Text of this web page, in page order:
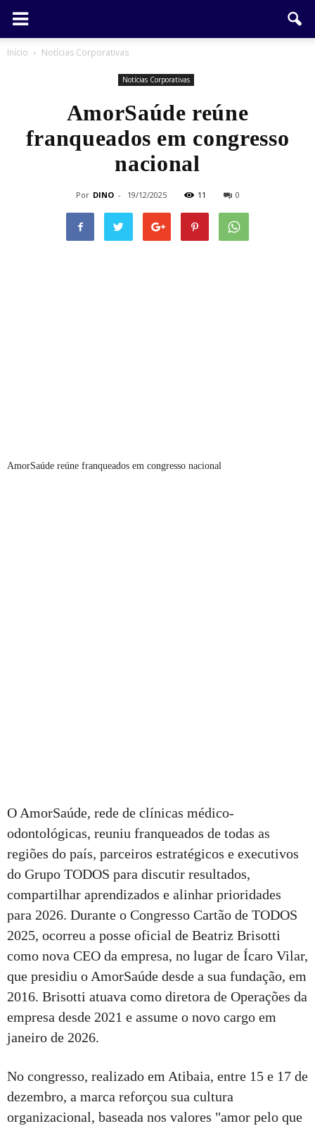
Início Notícias Corporativas
Notícias Corporativas
AmorSaúde reúne
franqueados em congresso
nacional
Por DINO - 19/12/2025 11 0
AmorSaúde reúne franqueados em congresso nacional
O AmorSaúde, rede de clínicas médico-
odontológicas, reuniu franqueados de todas as
regiões do país, parceiros estratégicos e executivos
do Grupo TODOS para discutir resultados,
compartilhar aprendizados e alinhar prioridades
para 2026. Durante o Congresso Cartão de TODOS
2025, ocorreu a posse oficial de Beatriz Brisotti
como nova CEO da empresa, no lugar de Ícaro Vilar,
que presidiu o AmorSaúde desde a sua fundação, em
2016. Brisotti atuava como diretora de Operações da
empresa desde 2021 e assume o novo cargo em
janeiro de 2026.
No congresso, realizado em Atibaia, entre 15 e 17 de
dezembro, a marca reforçou sua cultura
organizacional, baseada nos valores "amor pelo que